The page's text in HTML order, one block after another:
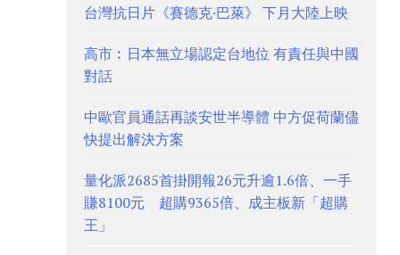
台灣抗日片《賽德克·巴萊》 下月大陸上映
高市︰日本無立場認定台地位 有責任與中國
對話
中歐官員通話再談安世半導體 中方促荷蘭儘
快提出解決方案
量化派2685首掛開報26元升逾1.6倍、一手
賺8100元 超購9365倍、成主板新「超購
王」